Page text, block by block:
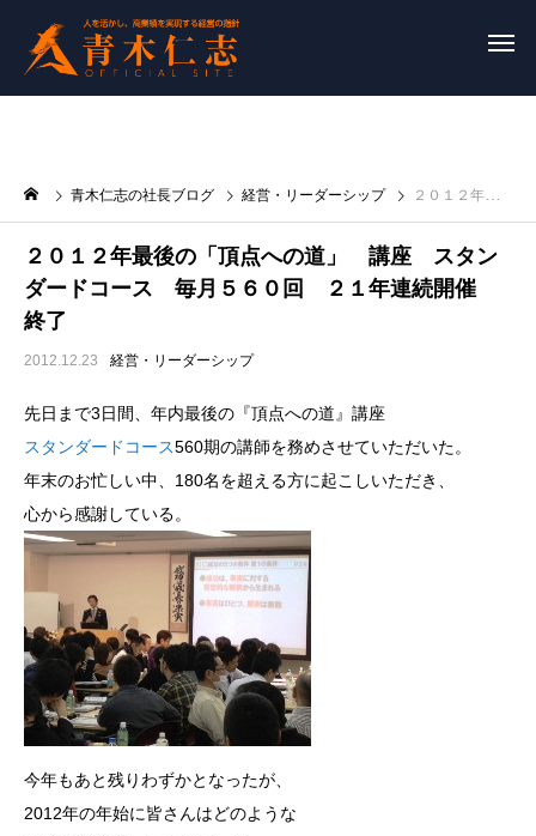
青木仁志の社長ブログ 経営・リーダーシップ ２０１２年最後の「頂点への道」 講座 スタンダードコース 毎月５６０回 ２１年連続開催 終了
２０１２年最後の「頂点への道」 講座 スタン
ダードコース 毎月５６０回 ２１年連続開催
終了
2012.12.23 経営・リーダーシップ
先日まで3日間、年内最後の『頂点への道』講座
スタンダードコース560期の講師を務めさせていただいた。
年末のお忙しい中、180名を超える方に起こしいただき、
心から感謝している。
今年もあと残りわずかとなったが、
2012年の年始に皆さんはどのような